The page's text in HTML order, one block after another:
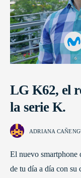
LG K62, el
la serie K.
ADRIANA
El nuevo smartphone
de tu día a día con su